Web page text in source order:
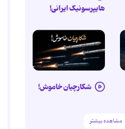
هایپرسونیک ایرانی!
شکارچیان خاموش!
مشاهده بیشتر